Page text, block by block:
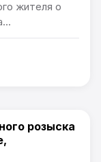
жителя о
розыска